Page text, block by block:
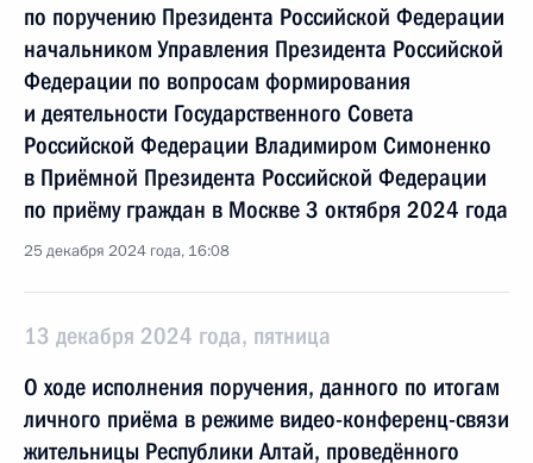
по поручению Президента Российской Федерации
начальником Управления Президента Российской
Федерации по вопросам формирования
и деятельности Государственного Совета
Российской Федерации Владимиром Симоненко
в Приёмной Президента Российской Федерации
по приёму граждан в Москве 3 октября 2024 года
25 декабря 2024 года, 16:08
13 декабря 2024 года, пятница
О ходе исполнения поручения, данного по итогам
личного приёма в режиме видео-конференц-связи
жительницы Республики Алтай, проведённого